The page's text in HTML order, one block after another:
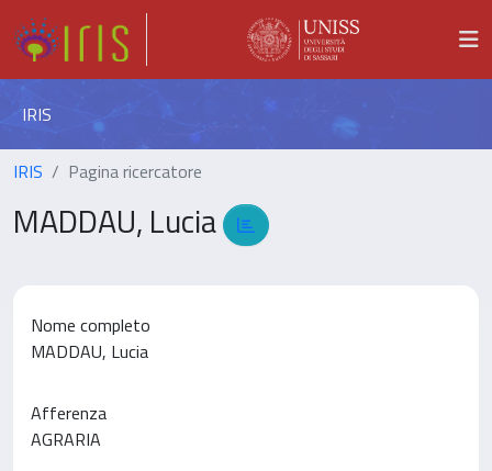
IRIS
IRIS Pagina ricercatore
MADDAU, Lucia
Nome completo
MADDAU, Lucia
Afferenza
AGRARIA